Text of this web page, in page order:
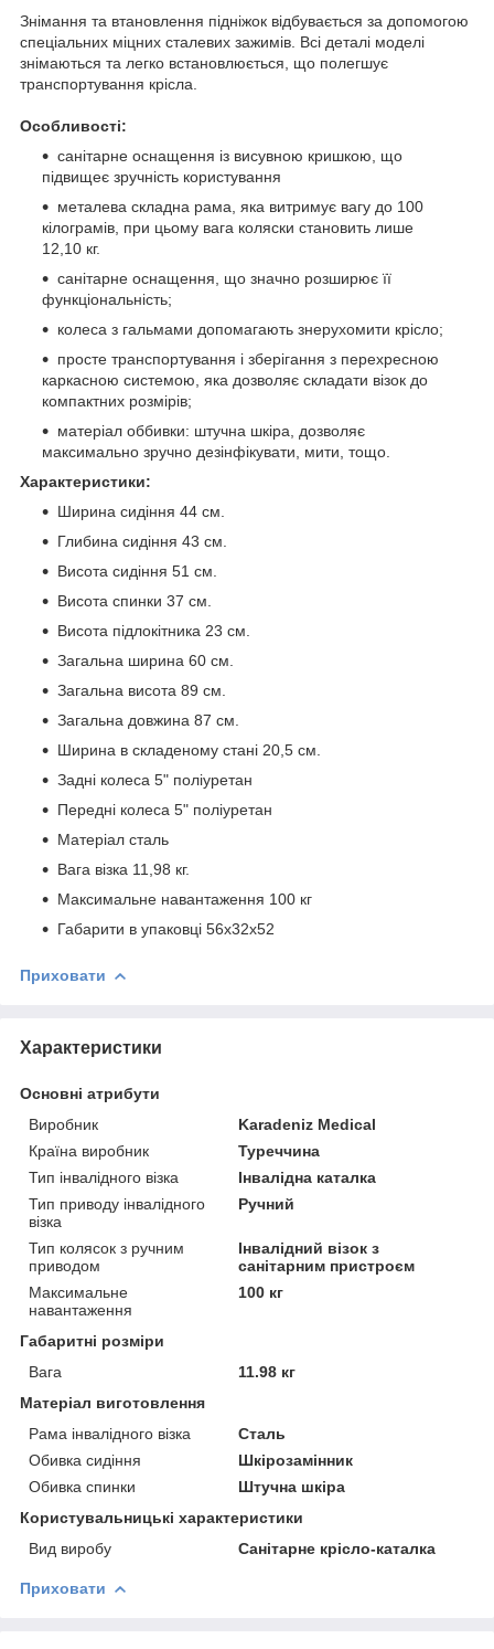
Знімання та втановлення підніжок відбувається за допомогою
спеціальних міцних сталевих зажимів. Всі деталі моделі
знімаються та легко встановлюється, що полегшує
транспортування крісла.
Особливості:
санітарне оснащення із висувною кришкою, що
підвищеє зручність користування
металева складна рама, яка витримує вагу до 100
кілограмів, при цьому вага коляски становить лише
12,10 кг.
санітарне оснащення, що значно розширює її
функціональність;
колеса з гальмами допомагають знерухомити крісло;
просте транспортування і зберігання з перехресною
каркасною системою, яка дозволяє складати візок до
компактних розмірів;
матеріал оббивки: штучна шкіра, дозволяє
максимально зручно дезінфікувати, мити, тощо.
Характеристики:
Ширина сидіння 44 см.
Глибина сидіння 43 см.
Висота сидіння 51 см.
Висота спинки 37 см.
Висота підлокітника 23 см.
Загальна ширина 60 см.
Загальна висота 89 см.
Загальна довжина 87 см.
Ширина в складеному стані 20,5 см.
Задні колеса 5" поліуретан
Передні колеса 5" поліуретан
Матеріал сталь
Вага візка 11,98 кг.
Максимальне навантаження 100 кг
Габарити в упаковці 56х32х52
Приховати
Характеристики
Основні атрибути
Виробник
Karadeniz Medical
Країна виробник
Туреччина
Тип інвалідного візка
Інвалідна каталка
Тип приводу інвалідного
візка
Ручний
Тип колясок з ручним
приводом
Інвалідний візок з
санітарним пристроєм
Максимальне
навантаження
100 кг
Габаритні розміри
Вага
11.98 кг
Матеріал виготовлення
Рама інвалідного візка
Сталь
Обивка сидіння
Шкірозамінник
Обивка спинки
Штучна шкіра
Користувальницькі характеристики
Вид виробу
Санітарне крісло-каталка
Приховати